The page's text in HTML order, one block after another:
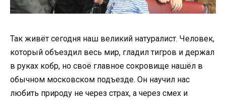
Так живёт сегодня наш великий натуралист. Человек,
который объездил весь мир, гладил тигров и держал
в руках кобр, но своё главное сокровище нашёл в
обычном московском подъезде. Он научил нас
любить природу не через страх, а через смех и